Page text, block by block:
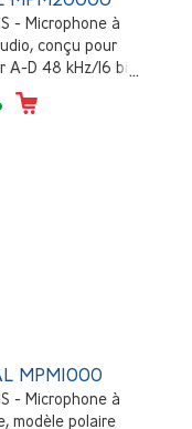
- Microphone à
conçu pour
D 48 kHz/16 bits
complet
et mallette de
MPM1000
- Microphone à
modèle polaire